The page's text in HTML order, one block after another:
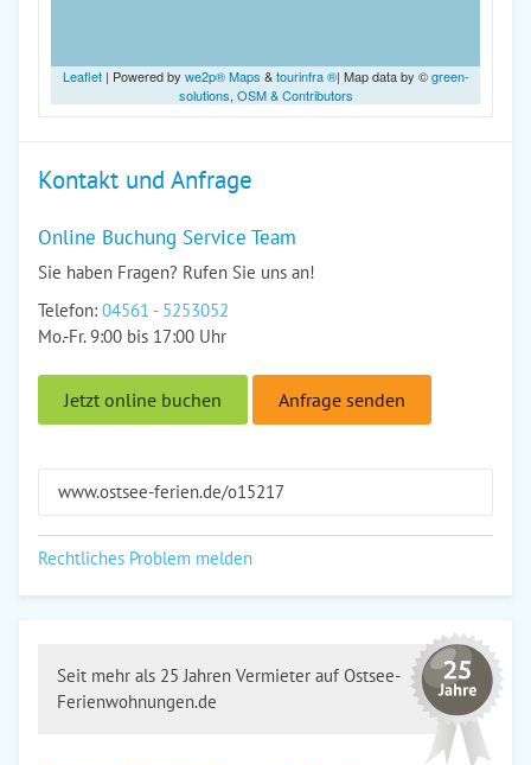
Leaflet| Powered by we2p® Maps &tourinfra ®| Map data by ©green-
solutions, OSM & Contributors
Kontakt und Anfrage
Online Buchung Service Team
Sie haben Fragen? Rufen Sie uns an!
Telefon: 04561 - 5253052
Mo.-Fr. 9:00 bis 17:00 Uhr
Jetzt online buchen Anfrage senden
www.ostsee-ferien.de/o15217
Rechtliches Problem melden
Seit mehr als 25 Jahren Vermieter auf Ostsee-
Ferienwohnungen.de